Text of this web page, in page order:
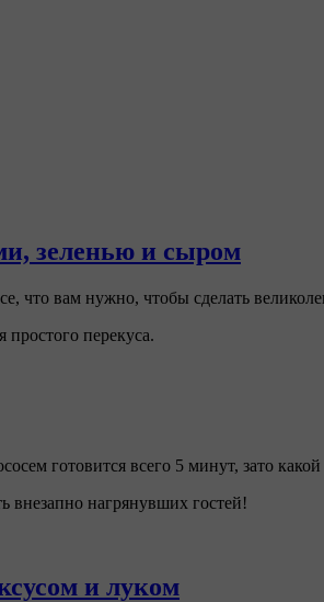
зеленью и сыром
что вам нужно, чтобы сделать
простого перекуса.
готовится всего 5 минут, зато
внезапно нагрянувших гостей!
и луком